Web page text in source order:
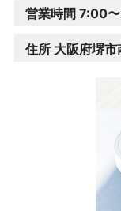
営業時間 7:00
住所 大阪府堺